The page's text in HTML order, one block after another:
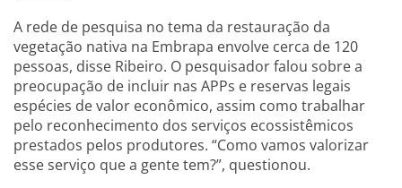
A rede de pesquisa no tema da restauração da
vegetação nativa na Embrapa envolve cerca de 120
pessoas, disse Ribeiro. O pesquisador falou sobre a
preocupação de incluir nas APPs e reservas legais
espécies de valor econômico, assim como trabalhar
pelo reconhecimento dos serviços ecossistêmicos
prestados pelos produtores. “Como vamos valorizar
esse serviço que a gente tem?”, questionou.